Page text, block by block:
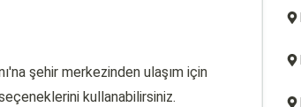
şehir merkezinden ulaşım için
kullanabilirsiniz.